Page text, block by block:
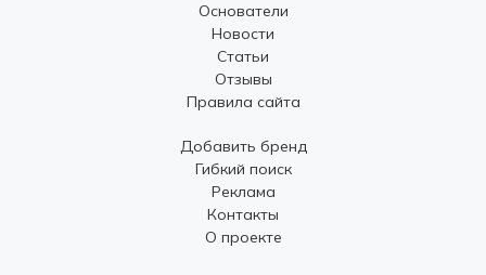
Основатели
Новости
Статьи
Отзывы
Правила сайта
Добавить бренд
Гибкий поиск
Реклама
Контакты
О проекте